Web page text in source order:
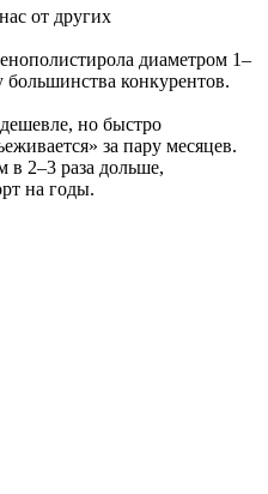
от других
диаметром 1–
конкурентов.
но быстро
за пару месяцев.
2–3 раза дольше,
на годы.